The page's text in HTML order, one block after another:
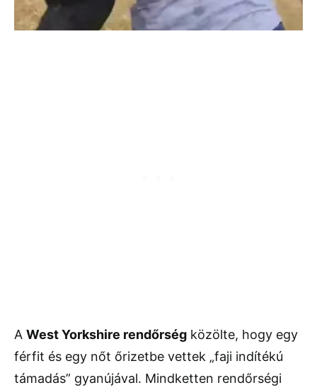
A West Yorkshire rendőrség közölte, hogy egy
férfit és egy nőt őrizetbe vettek „faji indítékú
támadás” gyanújával. Mindketten rendőrségi